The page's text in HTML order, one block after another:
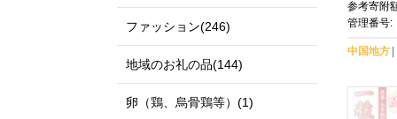
参考寄附
管理番号:
中国地方
ファッション(246)
地域のお礼の品(144)
卵（鶏、烏骨鶏等）(1)